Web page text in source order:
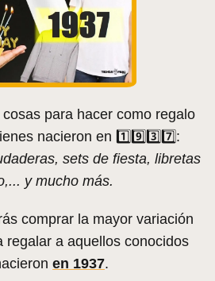
para hacer como regalo
nacieron en 1️⃣9️⃣3️⃣7️⃣:
sets de fiesta, libretas
y mucho más.
comprar la mayor variación
regalar a aquellos conocidos
en 1937.